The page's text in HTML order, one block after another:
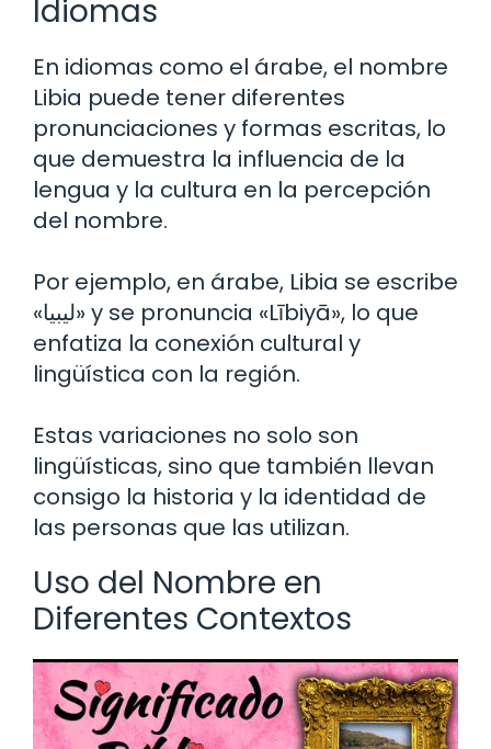
Idiomas
En idiomas como el árabe, el nombre
Libia puede tener diferentes
pronunciaciones y formas escritas, lo
que demuestra la influencia de la
lengua y la cultura en la percepción
del nombre.
Por ejemplo, en árabe, Libia se escribe
«ليبيا» y se pronuncia «Lībiyā», lo que
enfatiza la conexión cultural y
lingüística con la región.
Estas variaciones no solo son
lingüísticas, sino que también llevan
consigo la historia y la identidad de
las personas que las utilizan.
Uso del Nombre en
Diferentes Contextos